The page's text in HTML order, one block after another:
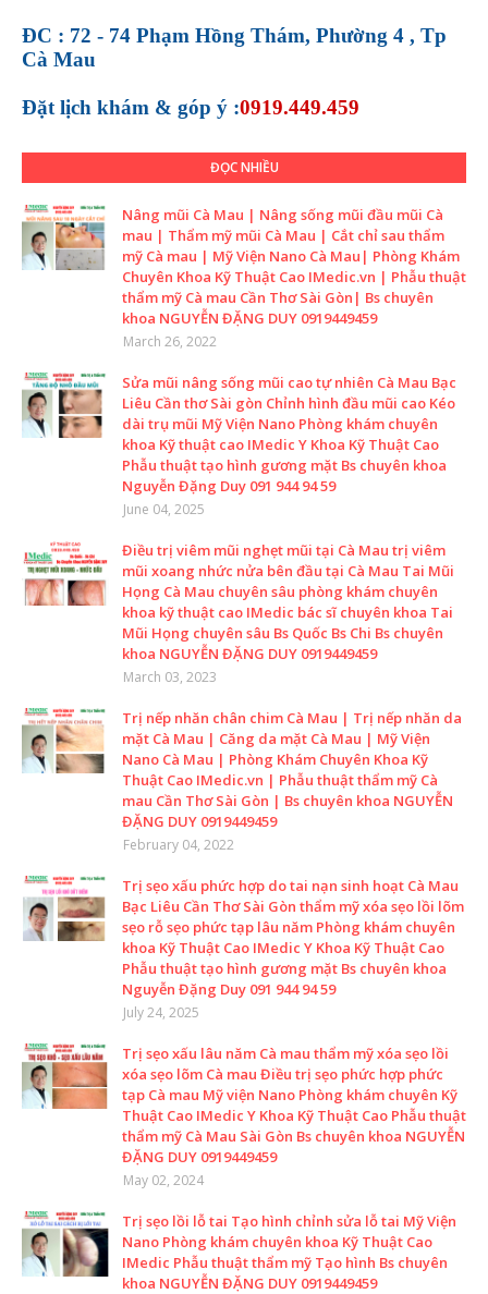
ĐC : 72 - 74 Phạm Hồng Thám, Phường 4 , Tp
Cà Mau
Đặt lịch khám & góp ý :0919.449.459
ĐỌC NHIỀU
Nâng mũi Cà Mau | Nâng sống mũi đầu mũi Cà
mau | Thẩm mỹ mũi Cà Mau | Cắt chỉ sau thẩm
mỹ Cà mau | Mỹ Viện Nano Cà Mau| Phòng Khám
Chuyên Khoa Kỹ Thuật Cao IMedic.vn | Phẫu thuật
thẩm mỹ Cà mau Cần Thơ Sài Gòn| Bs chuyên
khoa NGUYỄN ĐẶNG DUY 0919449459
March 26, 2022
Sửa mũi nâng sống mũi cao tự nhiên Cà Mau Bạc
Liêu Cần thơ Sài gòn Chỉnh hình đầu mũi cao Kéo
dài trụ mũi Mỹ Viện Nano Phòng khám chuyên
khoa Kỹ thuật cao IMedic Y Khoa Kỹ Thuật Cao
Phẫu thuật tạo hình gương mặt Bs chuyên khoa
Nguyễn Đặng Duy 091 944 94 59
June 04, 2025
Điều trị viêm mũi nghẹt mũi tại Cà Mau trị viêm
mũi xoang nhức nửa bên đầu tại Cà Mau Tai Mũi
Họng Cà Mau chuyên sâu phòng khám chuyên
khoa kỹ thuật cao IMedic bác sĩ chuyên khoa Tai
Mũi Họng chuyên sâu Bs Quốc Bs Chi Bs chuyên
khoa NGUYỄN ĐẶNG DUY 0919449459
March 03, 2023
Trị nếp nhăn chân chim Cà Mau | Trị nếp nhăn da
mặt Cà Mau | Căng da mặt Cà Mau | Mỹ Viện
Nano Cà Mau | Phòng Khám Chuyên Khoa Kỹ
Thuật Cao IMedic.vn | Phẫu thuật thẩm mỹ Cà
mau Cần Thơ Sài Gòn | Bs chuyên khoa NGUYỄN
ĐẶNG DUY 0919449459
February 04, 2022
Trị sẹo xấu phức hợp do tai nạn sinh hoạt Cà Mau
Bạc Liêu Cần Thơ Sài Gòn thẩm mỹ xóa sẹo lồi lõm
sẹo rỗ sẹo phức tạp lâu năm Phòng khám chuyên
khoa Kỹ Thuật Cao IMedic Y Khoa Kỹ Thuật Cao
Phẫu thuật tạo hình gương mặt Bs chuyên khoa
Nguyễn Đặng Duy 091 944 94 59
July 24, 2025
Trị sẹo xấu lâu năm Cà mau thẩm mỹ xóa sẹo lồi
xóa sẹo lõm Cà mau Điều trị sẹo phức hợp phức
tạp Cà mau Mỹ viện Nano Phòng khám chuyên Kỹ
Thuật Cao IMedic Y Khoa Kỹ Thuật Cao Phẫu thuật
thẩm mỹ Cà Mau Sài Gòn Bs chuyên khoa NGUYỄN
ĐẶNG DUY 0919449459
May 02, 2024
Trị sẹo lồi lỗ tai Tạo hình chỉnh sửa lỗ tai Mỹ Viện
Nano Phòng khám chuyên khoa Kỹ Thuật Cao
IMedic Phẫu thuật thẩm mỹ Tạo hình Bs chuyên
khoa NGUYỄN ĐẶNG DUY 0919449459